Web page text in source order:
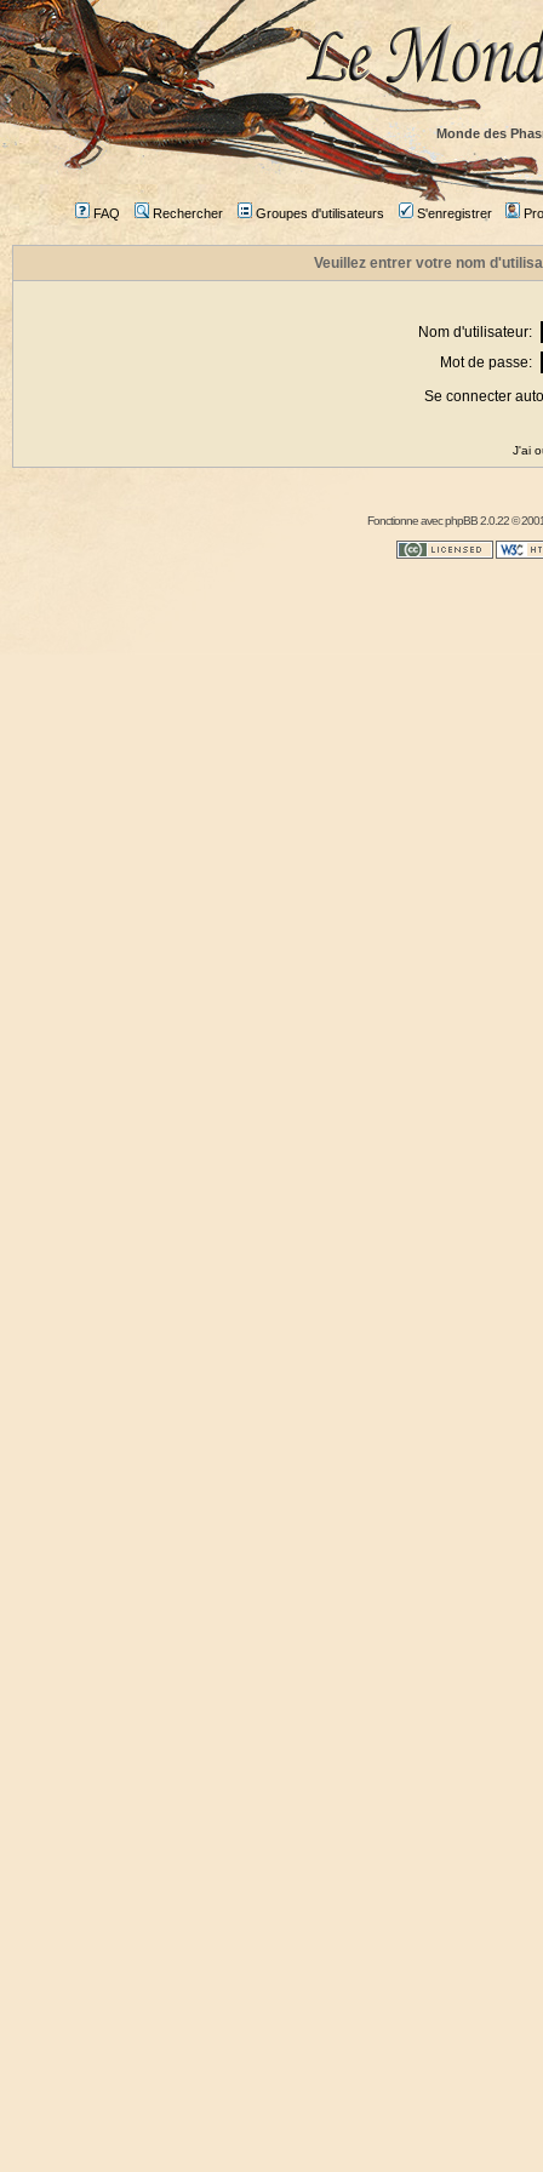
Monde des
FAQ Rechercher Groupes d'utilisateurs S'enregistrer
Veuillez entrer votre nom
Nom d'utilisateur:
Mot de passe:
Se connecter
J'ai
Fonctionne avecphpBB2.0.22 ©